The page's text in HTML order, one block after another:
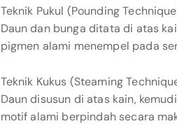
Teknik Pukul (Pounding
Daun dan bunga ditata di atas
pigmen alami menempel pada
Teknik Kukus (Steaming
Daun disusun di atas kain,
motif alami berpindah secara